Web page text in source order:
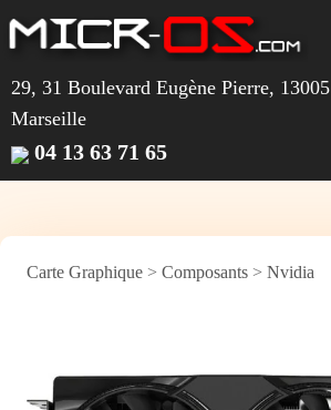
au
contenu
29, 31 Boulevard Eugène Pierre, 13005
Marseille
04 13 63 71 65
Carte Graphique > Composants > Nvidia